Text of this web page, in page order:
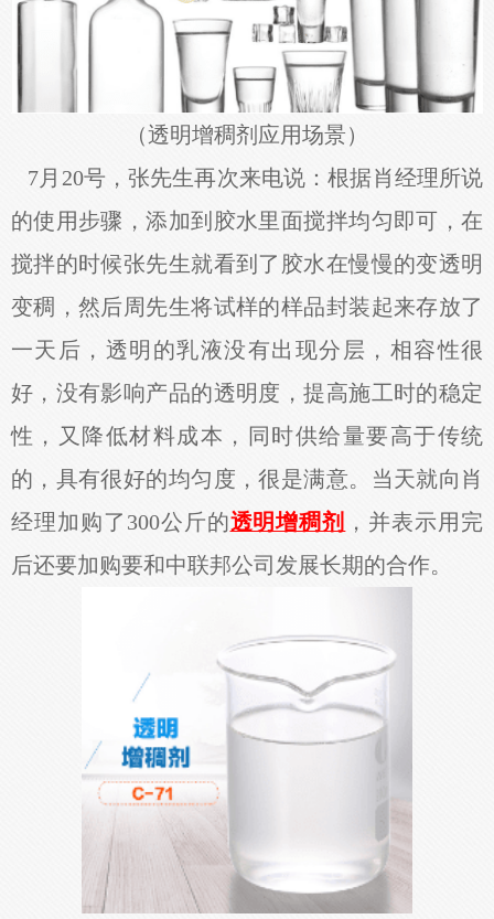
（透明增稠剂应用场景）
7月20号，张先生再次来电说：根据肖经理所说
的使用步骤，添加到胶水里面搅拌均匀即可，在
搅拌的时候张先生就看到了胶水在慢慢的变透明
变稠，然后周先生将试样的样品封装起来存放了
一天后，透明的乳液没有出现分层，相容性很
好，没有影响产品的透明度，提高施工时的稳定
性，又降低材料成本，同时供给量要高于传统
的，具有很好的均匀度，很是满意。当天就向肖
经理加购了300公斤的透明增稠剂
，并表示用完
后还要加购要和中联邦公司发展长期的合作。